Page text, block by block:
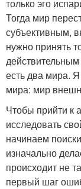
только эго
Тогда мир
субъективным,
нужно принять
есть два мира.
мира: мир
Чтобы прийти к
исследовать
начинаем
изначально
происходит не
первый шаг